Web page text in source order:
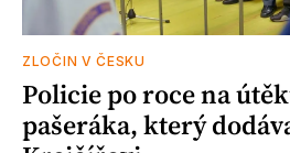
ZLOČIN V ČESKU
Policie po roce na
pašeráka, který